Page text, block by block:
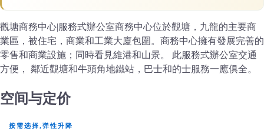
觀塘商務中心|服務式辦公室商務中心位於觀塘，九龍的主要商
業區，被住宅，商業和工業大廈包圍。商務中心擁有發展完善的
零售和商業設施；同時看見維港和山景。 此服務式辦公室交通
方便， 鄰近觀塘和牛頭角地鐵站，巴士和的士服務一應俱全。
空间与定价
按需选择,弹性升降